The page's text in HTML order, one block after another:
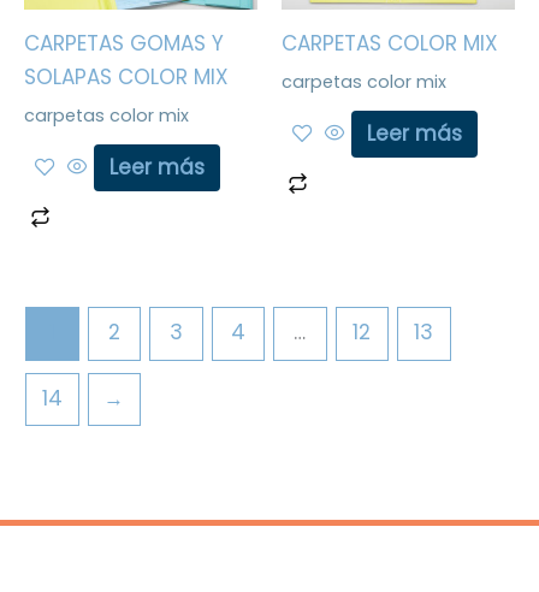
CARPETAS GOMAS Y
SOLAPAS COLOR MIX
carpetas color mix
Leer más
CARPETAS COLOR MIX
carpetas color mix
Leer más
2 3 4 … 12 13
14 →